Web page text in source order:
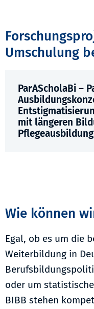
Umschulung
ParAScholaBi –
mit längeren
Pflegeausbildung
Wie können
Egal, ob es um die
Weiterbildung in
oder um
BIBB stehen